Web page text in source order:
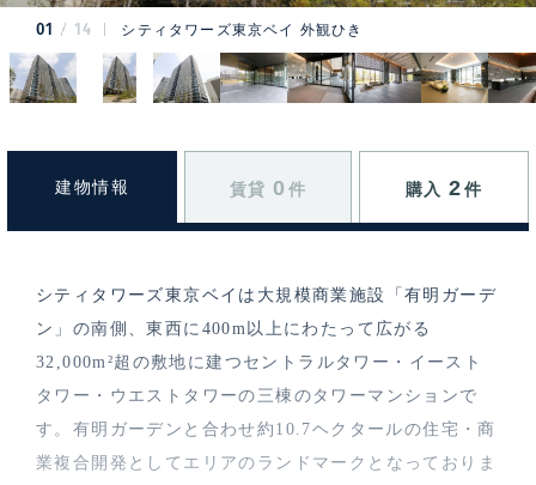
01 14 シティタワーズ東京ベイ 外観ひき
建物情報 賃貸 0 件 購入 2 件
シティタワーズ東京ベイは大規模商業施設「有明ガーデ
ン」の南側、東西に400m以上にわたって広がる
32,000m²超の敷地に建つセントラルタワー・イースト
タワー・ウエストタワーの三棟のタワーマンションで
す。有明ガーデンと合わせ約10.7ヘクタールの住宅・商
業複合開発としてエリアのランドマークとなっておりま